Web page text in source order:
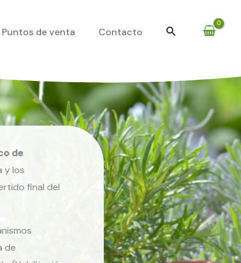
Puntos de venta Contacto Buscar
de
y los
final del
de